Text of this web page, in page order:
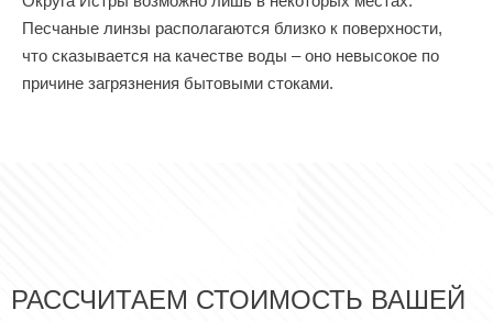
Песчаные линзы располагаются близко к поверхности,
что сказывается на качестве воды – оно невысокое по
причине загрязнения бытовыми стоками.
РАССЧИТАЕМ СТОИМОСТЬ ВАШЕЙ